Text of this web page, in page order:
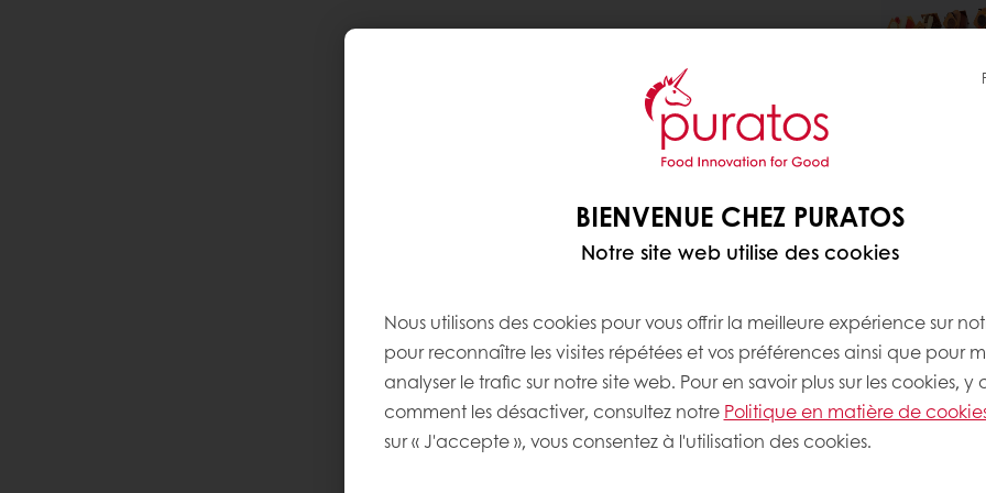
Placez
(1) dans
large et
large) de
bas.
gianduja
une bande
de 200 g.
gianduja
(4).
BIENVENUE CHEZ PURATOS
Notre site web utilise des cookies
Nous utilisons des cookies pour vous offrir la meilleure expérience sur
pour reconnaître les visites répétées et vos préférences ainsi que pour
analyser le trafic sur notre site web. Pour en savoir plus sur les cookies, y
comment les désactiver, consultez notre Politique en matière de
sur « J'accepte », vous consentez à l'utilisation des cookies.